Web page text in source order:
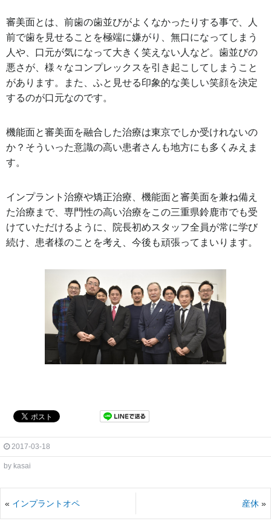
審美面とは、前歯の歯並びがよくなかったりする事で、人
前で歯を見せることを極端に嫌がり、無口になってしまう
人や、口元が気になって大きく笑えない人など。歯並びの
悪さが、様々なコンプレックスを引き起こしてしまうこと
があります。また、ふと見せる印象的な美しい笑顔を決定
するのが口元なのです。
機能面と審美面を融合した治療は東京でしか受けれないの
か？そういった意識の高い患者さんも地方にも多くみえま
す。
インプラント治療や矯正治療、機能面と審美面を兼ね備え
た治療まで、専門性の高い治療をこの三重県鈴鹿市でも受
けていただけるように、院長初めスタッフ全員が常に学び
続け、患者様のことを考え、今後も頑張ってまいります。
2017-03-18
by kasai
« インプラントオペ 産休 »